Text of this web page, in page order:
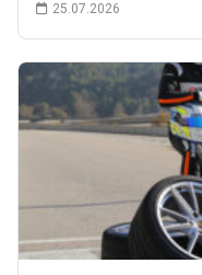
25.07.2026